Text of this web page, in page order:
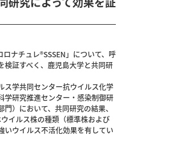
ナチュレ®SSSEN」について、呼
検証すべく、鹿児島大学と共同研
ス学共同センター抗ウイルス化学
学研究推進センター・感染制御研
）において、共同研究の結果、
イルス株の種類（標準株および
いウイルス不活化効果を有してい